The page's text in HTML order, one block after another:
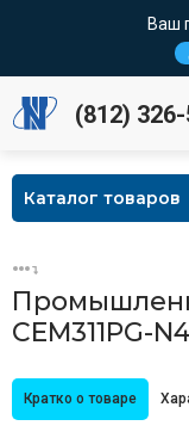
Ваш
(812)
Каталог товаров
CEM311PG-
Кратко о товаре